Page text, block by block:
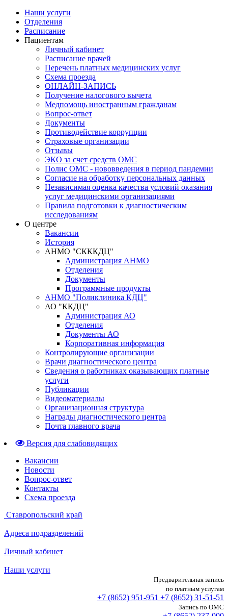
Наши услуги
Отделения
Расписание
Пациентам
Личный кабинет
Расписание врачей
Перечень платных медицинских услуг
Схема проезда
ОНЛАЙН-ЗАПИСЬ
Получение налогового вычета
Медпомощь иностранным гражданам
Вопрос-ответ
Документы
Противодействие коррупции
Страховые организации
Отзывы
ЭКО за счет средств ОМС
Полис ОМС - нововведения в период пандемии
Согласие на обработку персональных данных
Независимая оценка качества условий оказания
услуг медицинскими организациями
Правила подготовки к диагностическим
исследованиям
О центре
Вакансии
История
АНМО "СКККДЦ"
Администрация АНМО
Отделения
Документы
Программные продукты
АНМО "Поликлиника КДЦ"
АО "ККДЦ"
Администрация АО
Отделения
Документы АО
Корпоративная информация
Контролирующие организации
Врачи диагностического центра
Сведения о работниках оказывающих платные
услуги
Публикации
Видеоматериалы
Организационная структура
Награды диагностического центра
Почта главного врача
Версия для слабовидящих
Вакансии
Новости
Вопрос-ответ
Контакты
Схема проезда
Ставропольский край
Адреса подразделений
Личный кабинет
Наши услуги
Предварительная запись
по платным услугам
+7 (8652) 951-951 +7 (8652) 31-51-51
Запись по ОМС